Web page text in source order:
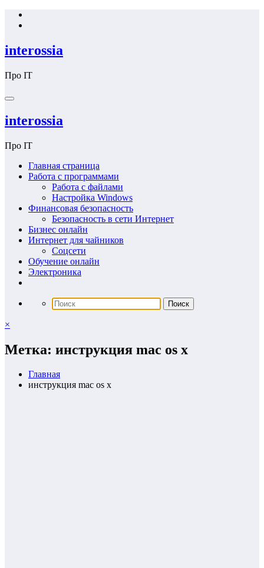
Перейти
interossia
Про IT
interossia
Про IT
Главная страница
Работа с программами
Работа с файлами
Настройка Windows
Финансовая безопасность
Безопасность в сети Интернет
Бизнес онлайн
Интернет для чайников
Соцсети
Обучение онлайн
Электроника
×
Метка: инструкция mac os x
Главная
инструкция mac os x